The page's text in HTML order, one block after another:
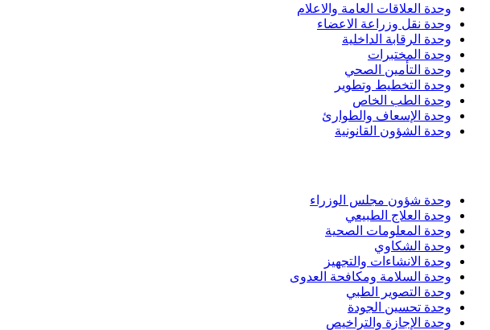
وحدة العلاقات العامة والاعلام
وحدة نقل وزراعة الاعضاء
وحدة الرقابة الداخلية
وحدة المختبرات
وحدة التأمين الصحي
وحدة التخطيط وتطوير
وحدة الطب الخاص
وحدة الإسعاف والطوارئ
وحدة الشؤون القانونية
وحدة شؤون مجلس الوزراء
وحدة العلاج الطبيعي
وحدة المعلومات الصحية
وحدة الشكاوي
وحدة الانشاءات والتجهيز
وحدة السلامة ومكافحة العدوى
وحدة التصوير الطبي
وحدة تحسين الجودة
وحدة الإجازة والتراخيص